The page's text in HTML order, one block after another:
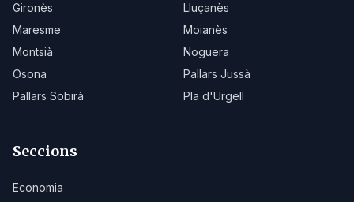
Gironès
Lluçanès
Maresme
Moianès
Montsià
Noguera
Osona
Pallars Jussà
Pallars Sobirà
Pla d'Urgell
Seccions
Economia